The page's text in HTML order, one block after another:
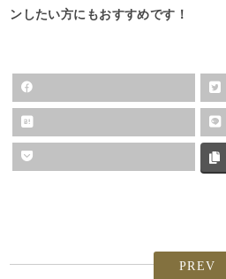
ンしたい方にもおすすめです！
PREV